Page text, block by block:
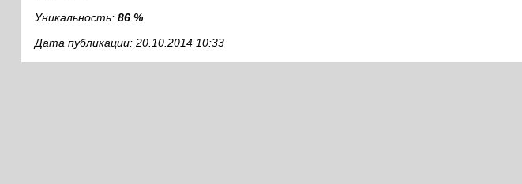
Уникальность: 86 %
Дата публикации: 20.10.2014 10:33